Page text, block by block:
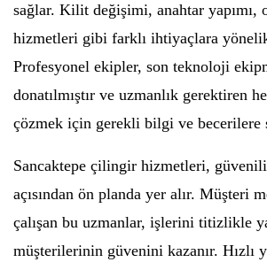
sağlar. Kilit değişimi, anahtar yapımı,
hizmetleri gibi farklı ihtiyaçlara
Profesyonel ekipler, son teknoloji
donatılmıştır ve uzmanlık gerektiren
çözmek için gerekli bilgi ve becerilere
Sancaktepe çilingir hizmetleri,
açısından ön planda yer alır. Müşteri
çalışan bu uzmanlar, işlerini titizlikle
müşterilerinin güvenini kazanır. Hızlı